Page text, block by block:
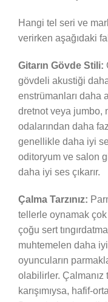
Hangi tel seri ve
verirken aşağıdaki
Gitarın Gövde Stili:
gövdeli akustiği
enstrümanları daha
dretnot veya jumbo,
odalarından daha
genellikle daha iyi
oditoryum ve salon
daha iyi ses çıkarır.
Çalma Tarzınız:
tellerle oynamak çok
çoğu sert
muhtemelen daha
oyuncuların
olabilirler. Çalmanız
karışımıysa, hafif-